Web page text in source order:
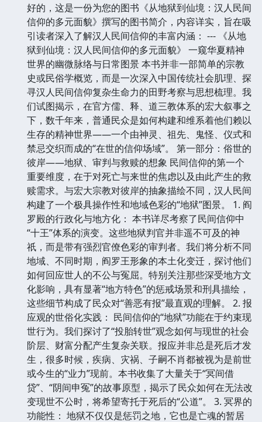
好的，这是一份为您的图书《从地狱到仙境：汉人民间
信仰的多元面貌》撰写的图书简介，内容详实，旨在吸
引读者深入了解汉人民间信仰的丰富内涵： --- 《从地
狱到仙境：汉人民间信仰的多元面貌》 一窥华夏精神
世界的幽微脉络与日常图景 本书并非一部简单的宗教
史或民俗学概览，而是一次深入中国传统社会肌理、探
寻汉人民间信仰复杂生命力的田野考察与思想梳理。我
们试图揭示，在官方儒、释、道三教体系的宏大叙事之
下，数千年来，普通民众是如何构建和维系着他们赖以
生存的精神世界——一个由神灵、祖先、鬼怪、仪式和
禁忌交织而成的“在世的信仰场域”。 第一部分：俗世的
彼岸——地狱、审判与救赎的想象 民间信仰的第一个
重要维度，在于对死亡与来世的焦虑以及由此产生的救
赎需求。与宏大宗教对彼岸的抽象描绘不同，汉人民间
构建了一个极具操作性和地域色彩的“地狱”图景。 1. 阎
罗殿的行政化与地方化： 本书详尽考察了民间信仰中
“十王”体系的演变。这些地狱判官并非遥不可及的神
祇，而是带有强烈官僚色彩的审判者。我们将分析不同
地域、不同时期，阎罗王形象的本土化变迁，探讨他们
如何回应世人的不公与冤屈。特别关注那些深受地方文
化影响，具有显著“地方特色”的惩戒场景和刑具描绘，
这些细节构成了民众对“善恶有报”最直观的理解。 2. 报
应观的世俗化实践： 民间信仰的“地狱”功能在于约束现
世行为。我们探讨了“投胎转世”观念如何与现世的社会
阶层、财富分配产生复杂关联。报应并非总是死后才发
生，很多时候，疾病、灾祸、子嗣不肖都被视为是前世
或今生的“业力”现前。本书收集了大量关于“冥间借
贷”、“阴间申冤”的故事原型，揭示了民众如何在无法改
变现世不公时，将希望寄托于死后的“公道”。 3. 冥界的
功能性： 地狱不仅仅是惩罚之地，它也是亡魂的暂居